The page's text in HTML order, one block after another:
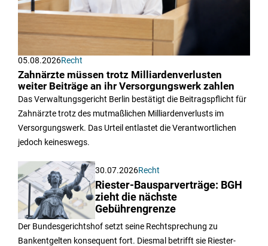
05.08.2026Recht
Zahnärzte müssen trotz Milliardenverlusten
weiter Beiträge an ihr Versorgungswerk zahlen
Das Verwaltungsgericht Berlin bestätigt die Beitragspflicht für
Zahnärzte trotz des mutmaßlichen Milliardenverlusts im
Versorgungswerk. Das Urteil entlastet die Verantwortlichen
jedoch keineswegs.
30.07.2026Recht
Riester-Bausparverträge: BGH
zieht die nächste
Gebührengrenze
Der Bundesgerichtshof setzt seine Rechtsprechung zu
Bankentgelten konsequent fort. Diesmal betrifft sie Riester-